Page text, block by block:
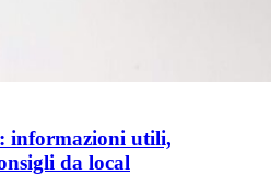
informazioni utili,
da local